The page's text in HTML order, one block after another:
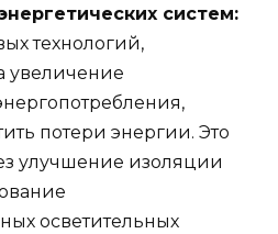
систем:
технологий,
увеличение
потери энергии. Это
улучшение изоляции
осветительных